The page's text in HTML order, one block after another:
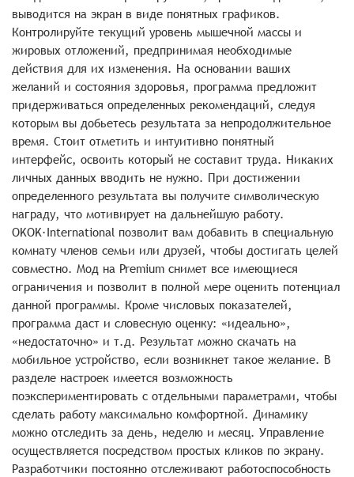
выводится на экран в виде понятных графиков.
Контролируйте текущий уровень мышечной массы и
жировых отложений, предпринимая необходимые
действия для их изменения. На основании ваших
желаний и состояния здоровья, программа предложит
придерживаться определенных рекомендаций, следуя
которым вы добьетесь результата за непродолжительное
время. Стоит отметить и интуитивно понятный
интерфейс, освоить который не составит труда. Никаких
личных данных вводить не нужно. При достижении
определенного результата вы получите символическую
награду, что мотивирует на дальнейшую работу.
OKOK·International позволит вам добавить в специальную
комнату членов семьи или друзей, чтобы достигать целей
совместно. Мод на Premium снимет все имеющиеся
ограничения и позволит в полной мере оценить потенциал
данной программы. Кроме числовых показателей,
программа даст и словесную оценку: «идеально»,
«недостаточно» и т.д. Результат можно скачать на
мобильное устройство, если возникнет такое желание. В
разделе настроек имеется возможность
поэкспериментировать с отдельными параметрами, чтобы
сделать работу максимально комфортной. Динамику
можно отследить за день, неделю и месяц. Управление
осуществляется посредством простых кликов по экрану.
Разработчики постоянно отслеживают работоспособность